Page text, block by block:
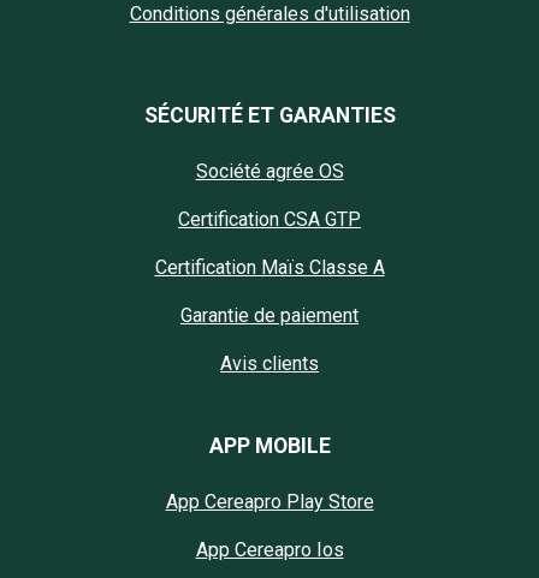
Conditions générales d'utilisation
SÉCURITÉ ET GARANTIES
Société agrée OS
Certification CSA GTP
Certification Maïs Classe A
Garantie de paiement
Avis clients
APP MOBILE
App Cereapro Play Store
App Cereapro Ios